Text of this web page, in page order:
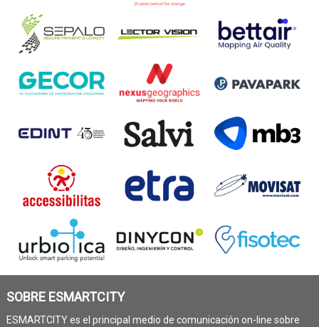
SOBRE ESMARTCITY
ESMARTCITY es el principal medio de comunicación on-line sobre